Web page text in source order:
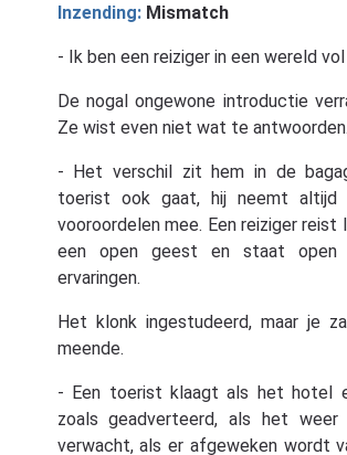
Inzending:Mismatch
- Ik ben een reiziger in een wereld
De nogal ongewone introductie
Ze wist even niet wat te antwoorden.
- Het verschil zit hem in de
toerist ook gaat, hij neemt
vooroordelen mee. Een reiziger
een open geest en staat open
ervaringen.
Het klonk ingestudeerd, maar je
meende.
- Een toerist klaagt als het hotel
zoals geadverteerd, als het
verwacht, als er afgeweken wordt